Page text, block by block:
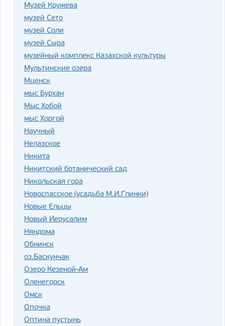
Музей Кружева
музей Сето
музей Соли
музей Сыра
музейный комплекс Казахской культуры
Мультинские озера
Мценск
мыс Бурхан
Мыс Хобой
мыс Хоргой
Научный
Нелазское
Никита
Никитский ботанический сад
Никольская гора
Новоспасское (усадьба М.И.Глинки)
Новые Ельцы
Новый Иерусалим
Няндома
Обнинск
оз.Баскунчак
Озеро Кезеной-Ам
Оленегорск
Омск
Опочка
Оптина пустынь